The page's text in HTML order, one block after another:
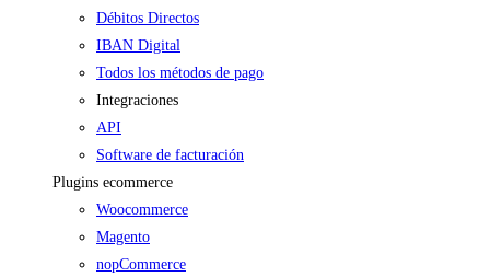
Débitos Directos
IBAN Digital
Todos los métodos de pago
Integraciones
API
Software de facturación
Plugins ecommerce
Woocommerce
Magento
nopCommerce